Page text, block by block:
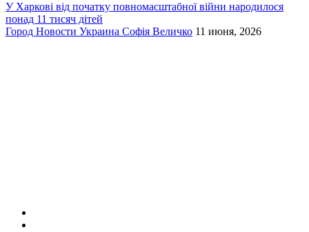
У Харкові від початку повномасштабної війни народилося
понад 11 тисяч дітей
Город Новости Украина Софія Величко 11 июня, 2026